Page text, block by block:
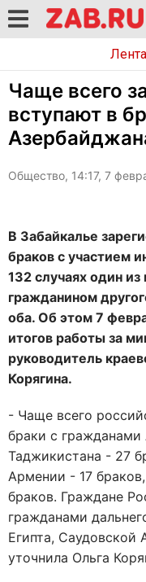
Лента
Чаще всего
вступают в
Общество, 14:17, 7
В Забайкалье
браков с участием
132 случаях один
гражданином
оба. Об этом 7
итогов работы за
руководитель
Корягина.
- Чаще всего
браки с
Таджикистана - 27
Армении - 17
браков. Граждане
гражданами
Египта, Саудовской
уточнила Ольга